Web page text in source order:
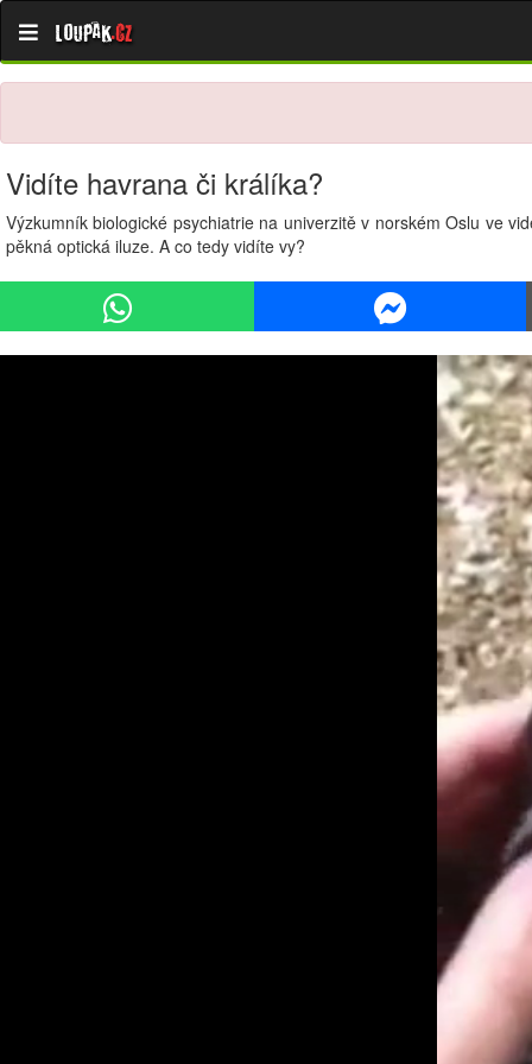
Loupak.cz
Vidíte havrana či králíka?
Výzkumník biologické psychiatrie na univerzitě v norském Oslu ve
pěkná optická iluze. A co tedy vidíte vy?